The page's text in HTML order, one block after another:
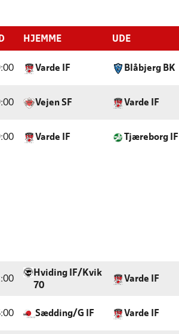
HJEMME UDE
Varde IF Blåbjerg BK
Vejen SF Varde IF
Varde IF Tjæreborg IF
Hviding IF/Kvik
70
Varde IF
Sædding/G IF Varde IF